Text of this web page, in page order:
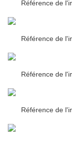
Référence de
Référence de
Référence de
Référence de